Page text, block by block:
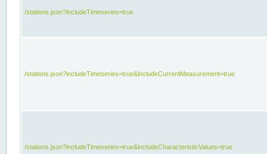
/stations.json?includeTimeseries=true
/stations.json?includeTimeseries=true&includeCurrentMeasurement=true
/stations.json?includeTimeseries=true&includeCharacteristicValues=true